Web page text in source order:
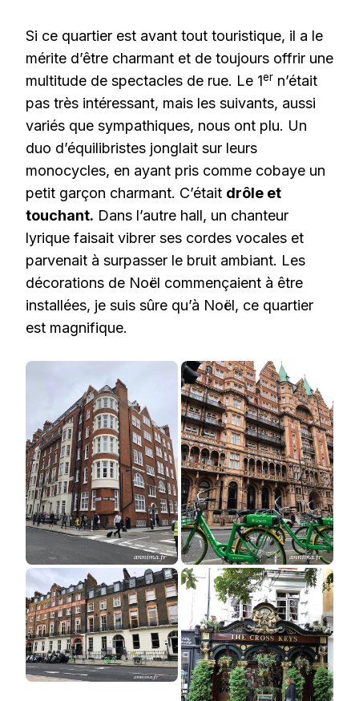
Si ce quartier est avant tout touristique, il a le
mérite d’être charmant et de toujours offrir une
multitude de spectacles de rue. Le 1er n’était
pas très intéressant, mais les suivants, aussi
variés que sympathiques, nous ont plu. Un
duo d’équilibristes jonglait sur leurs
monocycles, en ayant pris comme cobaye un
petit garçon charmant. C’était drôle et
touchant. Dans l’autre hall, un chanteur
lyrique faisait vibrer ses cordes vocales et
parvenait à surpasser le bruit ambiant. Les
décorations de Noël commençaient à être
installées, je suis sûre qu’à Noël, ce quartier
est magnifique.